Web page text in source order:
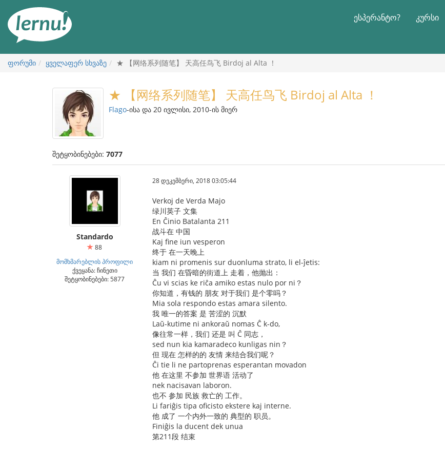
ნახვა
ესპერანტო? კურსი
ფორუმი ყველაფერ სხვაზე ★ 【网络系列随笔】 天高任鸟飞 Birdoj al Alta ！
★ 【网络系列随笔】 天高任鸟飞 Birdoj al Alta ！
Flago-ისა და 20 ივლისი, 2010-ის მიერ
შეტყობინებები: 7077
Standardo
88
მომხმარებლის პროფილი
ქვეყანა: ჩინეთი
შეტყობინებები: 5877
28 დეკემბერი, 2018 03:05:44
Verkoj de Verda Majo
绿川英子 文集
En Ĉinio Batalanta 211
战斗在 中国
Kaj fine iun vesperon
终于 在一天晚上
kiam ni promenis sur duonluma strato, li el-ĵetis:
当 我们 在昏暗的街道上 走着，他抛出：
Ĉu vi scias ke riĉa amiko estas nulo por ni？
你知道，有钱的 朋友 对于我们 是个零吗？
Mia sola respondo estas amara silento.
我 唯一的答案 是 苦涩的 沉默
Laŭ-kutime ni ankoraŭ nomas Ĉ k-do,
像往常一样，我们 还是 叫 Ĉ 同志，
sed nun kia kamaradeco kunligas nin？
但 现在 怎样的的 友情 来结合我们呢？
Ĉi tie li ne partoprenas esperantan movadon
他 在这里 不参加 世界语 活动了
nek nacisavan laboron.
也不 参加 民族 救亡的 工作。
Li fariĝis tipa oficisto ekstere kaj interne.
他 成了 一个内外一致的 典型的 职员。
Finiĝis la ducent dek unua
第211段 结束